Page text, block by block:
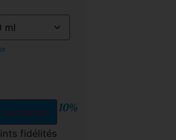
au panier 10%
fidélités